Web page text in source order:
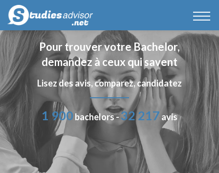
Pour trouver votre Bachelor,
demandez à ceux qui savent
Lisez des avis, comparez, candidatez
1 900 bachelors -32 217 avis